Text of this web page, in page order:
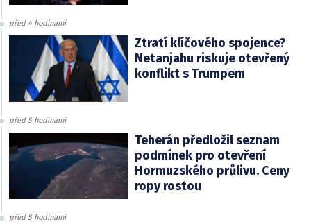
před 4 hodinami
Ztratí klíčového spojence?
Netanjahu riskuje otevřený
konflikt s Trumpem
před 5 hodinami
Teherán předložil seznam
podmínek pro otevření
Hormuzského průlivu. Ceny
ropy rostou
před 5 hodinami